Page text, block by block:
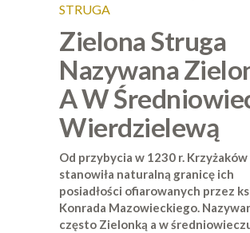
STRUGA
Zielona Struga
Nazywana
A W
Wierdzielewą
Od przybycia w 1230 r. Krzyżaków
stanowiła naturalną granicę ich
posiadłości ofiarowanych przez
Konrada Mazowieckiego.
często Zielonką a w